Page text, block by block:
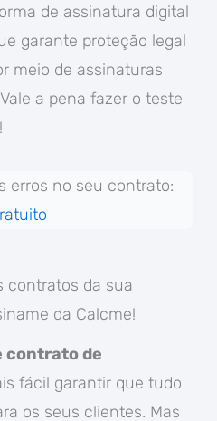
de assinatura digital
garante proteção legal
meio de assinaturas
a pena fazer o teste
erros no seu contrato:
contratos da sua
da Calcme!
contrato de
fácil garantir que tudo
os seus clientes. Mas